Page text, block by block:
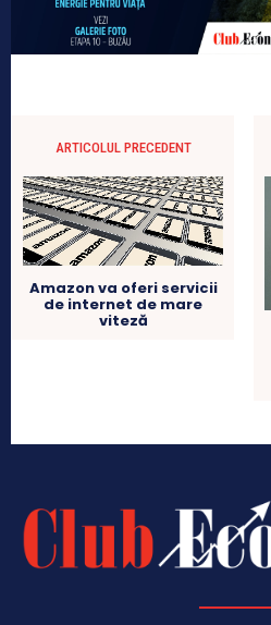
ARTICOLUL PRECEDENT
Amazon va oferi servicii
de internet de mare
viteză